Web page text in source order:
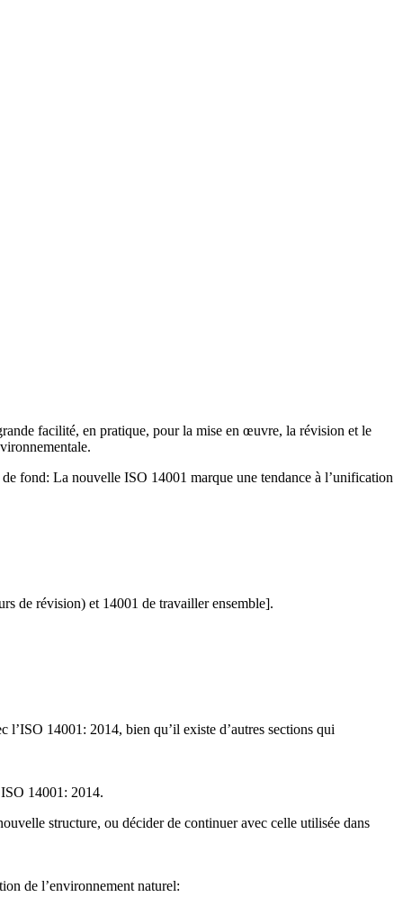
facilité, en pratique, pour la mise en œuvre, la révision et le
fond: La nouvelle ISO 14001 marque une tendance à l’unification
de révision) et 14001 de travailler ensemble].
14001: 2014, bien qu’il existe d’autres sections qui
14001: 2014.
structure, ou décider de continuer avec celle utilisée dans
de l’environnement naturel: